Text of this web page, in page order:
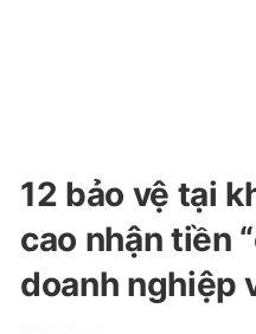
12 bảo vệ tại
cao nhận tiền
doanh nghiệp